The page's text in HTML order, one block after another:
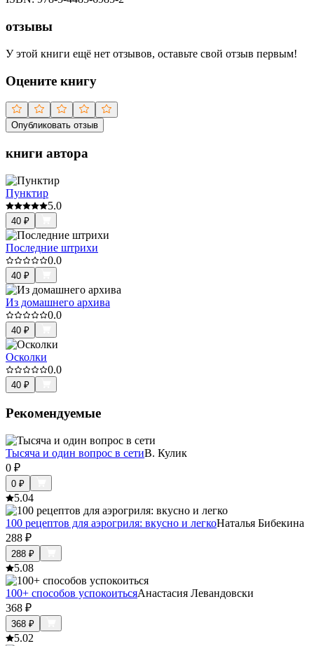
отзывы
У этой книги ещё нет отзывов, оставьте свой отзыв первым!
Оцените книгу
Опубликовать отзыв
книги автора
Пунктир
5.0
40 ₽
Последние штрихи
0.0
40 ₽
Из домашнего архива
0.0
40 ₽
Осколки
0.0
40 ₽
Рекомендуемые
Тысяча и один вопрос в сетиВ. Кулик
0 ₽
0 ₽
5.04
100 рецептов для аэрогриля: вкусно и легкоНаталья Бибекина
288 ₽
288 ₽
5.08
100+ способов успокоитьсяАнастасия Левандовски
368 ₽
368 ₽
5.02